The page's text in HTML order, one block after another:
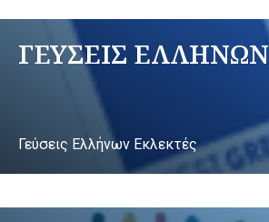
ΓΕΥΣΕΙΣ ΕΛΛΗΝΩΝ
Γεύσεις Ελλήνων Εκλεκτές